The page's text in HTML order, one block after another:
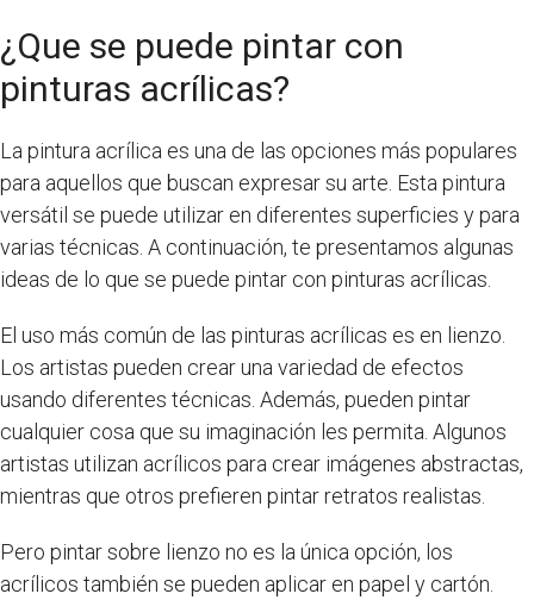
¿Que se puede pintar con
pinturas acrílicas?
La pintura acrílica es una de las opciones más populares
para aquellos que buscan expresar su arte. Esta pintura
versátil se puede utilizar en diferentes superficies y para
varias técnicas. A continuación, te presentamos algunas
ideas de lo que se puede pintar con pinturas acrílicas.
El uso más común de las pinturas acrílicas es en lienzo.
Los artistas pueden crear una variedad de efectos
usando diferentes técnicas. Además, pueden pintar
cualquier cosa que su imaginación les permita. Algunos
artistas utilizan acrílicos para crear imágenes abstractas,
mientras que otros prefieren pintar retratos realistas.
Pero pintar sobre lienzo no es la única opción, los
acrílicos también se pueden aplicar en papel y cartón.